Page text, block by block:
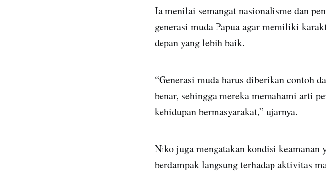
Ia menilai semangat nasionalisme dan
generasi muda Papua agar memiliki
depan yang lebih baik.
“Generasi muda harus diberikan contoh
benar, sehingga mereka memahami arti
kehidupan bermasyarakat,” ujarnya.
Niko juga mengatakan kondisi keamanan
berdampak langsung terhadap aktivitas